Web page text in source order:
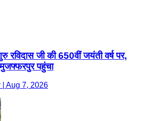
रविदास जी की 650वीं जयंती वर्ष पर,
पहुंचा
| Aug 7, 2026